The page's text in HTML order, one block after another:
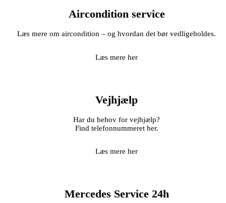
Aircondition service
Læs mere om aircondition – og hvordan det bør vedligeholdes.
Læs mere her
Vejhjælp
Har du behov for vejhjælp?
Find telefonnummeret her.
Læs mere her
Mercedes Service 24h